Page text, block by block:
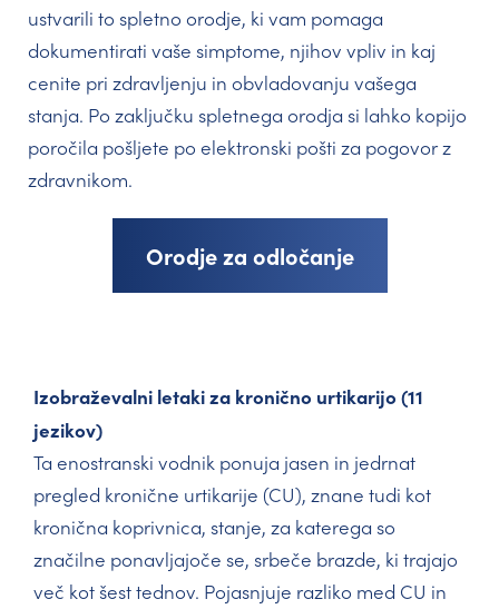
ustvarili to spletno orodje, ki vam pomaga
dokumentirati vaše simptome, njihov vpliv in kaj
cenite pri zdravljenju in obvladovanju vašega
stanja. Po zaključku spletnega orodja si lahko kopijo
poročila pošljete po elektronski pošti za pogovor z
zdravnikom.
Orodje za odločanje
Izobraževalni letaki za kronično urtikarijo (11
jezikov)
Ta enostranski vodnik ponuja jasen in jedrnat
pregled kronične urtikarije (CU), znane tudi kot
kronična koprivnica, stanje, za katerega so
značilne ponavljajoče se, srbeče brazde, ki trajajo
več kot šest tednov. Pojasnjuje razliko med CU in